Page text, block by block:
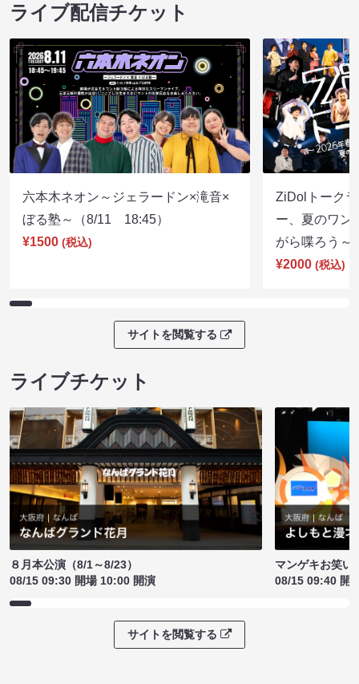
ライブ配信チケット
六本木ネオン～ジェラードン×滝音×
ぼる塾～（8/11 18:45）
¥1500 (税込)
ZiDolトーク
ー、夏のワン
がら喋ろう
¥2000 (税込)
サイトを閲覧する
ライブチケット
８月本公演（8/1～8/23）
08/15 09:30 開場 10:00 開演
マンゲキお笑い
08/15 09:40 開
サイトを閲覧する